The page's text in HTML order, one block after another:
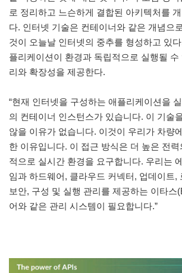
로 정리하고 느슨하게 결합된 아키텍처를
다. 인터넷 기술은 컨테이너와 같은 개념으
것이 오늘날 인터넷의 중추를 형성하고 있
플리케이션이 환경과 독립적으로 실행될
리와 확장성을 제공한다.
“현재 인터넷을 구성하는 애플리케이션을
의 컨테이너 인스턴스가 있습니다. 이 기술
않을 이유가 없습니다. 이것이 우리가 차량
한 이유입니다. 이 접근 방식은 더 높은 전
적으로 실시간 환경을 요구합니다. 우리는
임과 하드웨어, 클라우드 커넥터, 업데이트,
보안, 구성 및 실행 관리를 제공하는 이타스
어와 같은 관리 시스템이 필요합니다.”